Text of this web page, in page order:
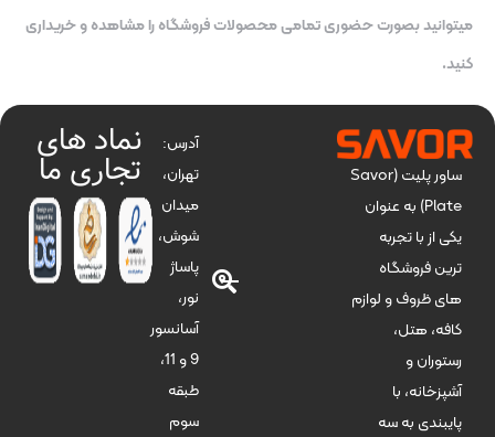
میتوانید بصورت حضوری تمامی محصولات فروشگاه را مشاهده و خریداری
کنید.
ساور پلیت (Savor
Plate) به عنوان
یکی از با تجربه
ترین فروشگاه
های ظروف و لوازم
کافه، هتل،
رستوران و
آشپزخانه، با
پایبندی به سه
آدرس:
تهران،
میدان
شوش،
پاساژ
نور،
آسانسور
9 و 11،
طبقه
سوم
نماد های
تجاری ما